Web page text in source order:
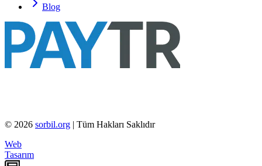
Blog
© 2026 sorbil.org | Tüm Hakları Saklıdır
Web
Tasarım